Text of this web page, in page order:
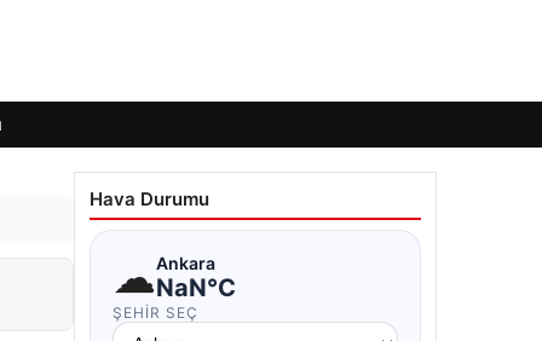
Hava Durumu
☁Ankara
NaN°C
ŞEHIR SEÇ